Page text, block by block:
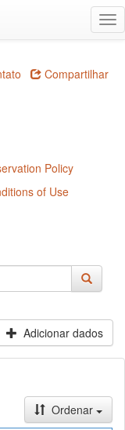
Compartilhar
Policy
of Use
Adicionar dados
Ordenar